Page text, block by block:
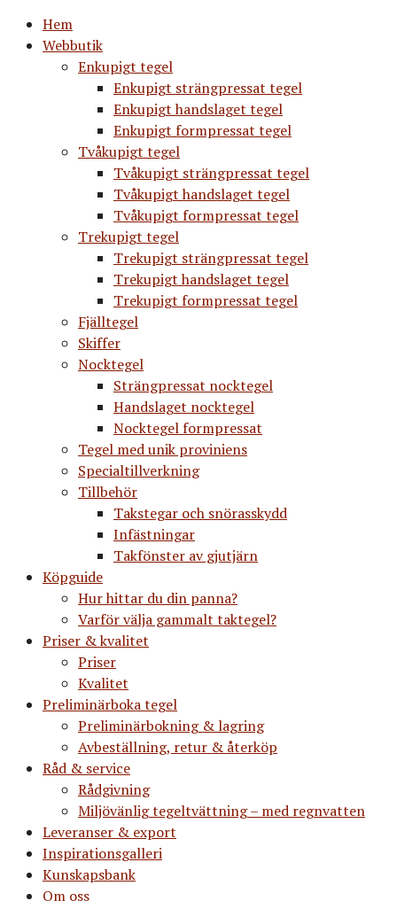
Hem
Webbutik
Enkupigt tegel
Enkupigt strängpressat tegel
Enkupigt handslaget tegel
Enkupigt formpressat tegel
Tvåkupigt tegel
Tvåkupigt strängpressat tegel
Tvåkupigt handslaget tegel
Tvåkupigt formpressat tegel
Trekupigt tegel
Trekupigt strängpressat tegel
Trekupigt handslaget tegel
Trekupigt formpressat tegel
Fjälltegel
Skiffer
Nocktegel
Strängpressat nocktegel
Handslaget nocktegel
Nocktegel formpressat
Tegel med unik proviniens
Specialtillverkning
Tillbehör
Takstegar och snörasskydd
Infästningar
Takfönster av gjutjärn
Köpguide
Hur hittar du din panna?
Varför välja gammalt taktegel?
Priser & kvalitet
Priser
Kvalitet
Preliminärboka tegel
Preliminärbokning & lagring
Avbeställning, retur & återköp
Råd & service
Rådgivning
Miljövänlig tegeltvättning – med regnvatten
Leveranser & export
Inspirationsgalleri
Kunskapsbank
Om oss